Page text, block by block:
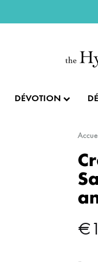
DÉVOTION
FÊTES ET LITURGIE
💝 SAINT VALENTIN
€